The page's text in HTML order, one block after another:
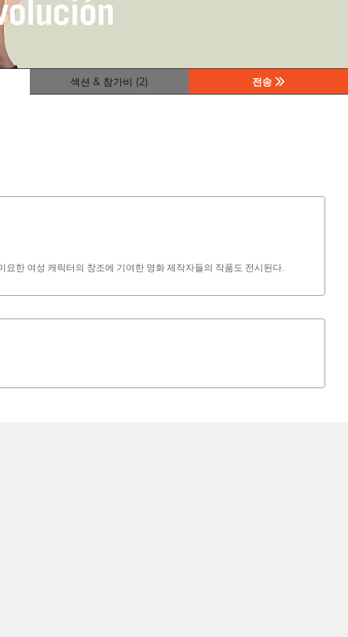
섹션 & 참가비 (2) 전송
한 여성 캐릭터의 창조에 기여한 영화 제작자들의 작품도 전시된다.